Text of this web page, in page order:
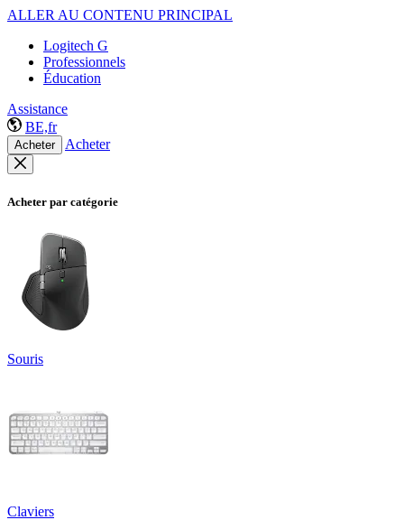
ALLER AU CONTENU PRINCIPAL
Logitech G
Professionnels
Éducation
Assistance
BE,fr
Acheter Acheter
Acheter par catégorie
Souris
Claviers